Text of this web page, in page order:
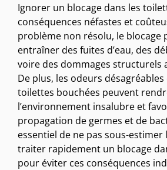
Ignorer un blocage dans les
conséquences néfastes et
problème non résolu, le blocage
entraîner des fuites d’eau, des
voire des dommages structurels
De plus, les odeurs désagréables
toilettes bouchées peuvent
l’environnement insalubre et
propagation de germes et de
essentiel de ne pas sous-estimer
traiter rapidement un blocage
pour éviter ces conséquences